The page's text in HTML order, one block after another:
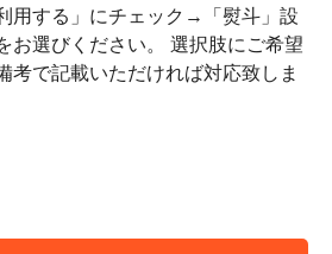
用する」にチェック→「熨斗」設
お選びください。 選択肢にご希望
考で記載いただければ対応致しま